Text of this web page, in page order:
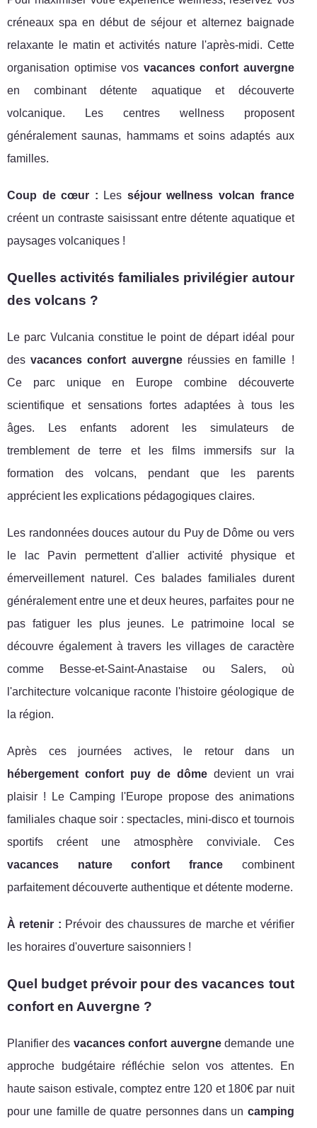
créneaux spa en début de séjour et alternez baignade
relaxante le matin et activités nature l'après-midi. Cette
organisation optimise vos vacances confort auvergne
en combinant détente aquatique et découverte
volcanique. Les centres wellness proposent
généralement saunas, hammams et soins adaptés aux
familles.
Coup de cœur : Les séjour wellness volcan france
créent un contraste saisissant entre détente aquatique et
paysages volcaniques !
Quelles activités familiales privilégier autour
des volcans ?
Le parc Vulcania constitue le point de départ idéal pour
desvacances confort auvergneréussies en famille !
Ce parc unique en Europe combine découverte
scientifique et sensations fortes adaptées à tous les
âges. Les enfants adorent les simulateurs de
tremblement de terre et les films immersifs sur la
formation des volcans, pendant que les parents
apprécient les explications pédagogiques claires.
Les randonnées douces autour du Puy de Dôme ou vers
le lac Pavin permettent d'allier activité physique et
émerveillement naturel. Ces balades familiales durent
généralement entre une et deux heures, parfaites pour ne
pas fatiguer les plus jeunes. Le patrimoine local se
découvre également à travers les villages de caractère
comme Besse-et-Saint-Anastaise ou Salers, où
l'architecture volcanique raconte l'histoire géologique de
la région.
Après ces journées actives, le retour dans un
hébergement confort puy de dômedevient un vrai
plaisir ! Le Camping l'Europe propose des animations
familiales chaque soir : spectacles, mini-disco et tournois
sportifs créent une atmosphère conviviale. Ces
vacances nature confort francecombinent
parfaitement découverte authentique et détente moderne.
À retenir : Prévoir des chaussures de marche et vérifier
les horaires d'ouverture saisonniers !
Quel budget prévoir pour des vacances tout
confort en Auvergne ?
Planifier des vacances confort auvergnedemande une
approche budgétaire réfléchie selon vos attentes. En
haute saison estivale, comptez entre 120 et 180€ par nuit
pour une famille de quatre personnes dans un camping